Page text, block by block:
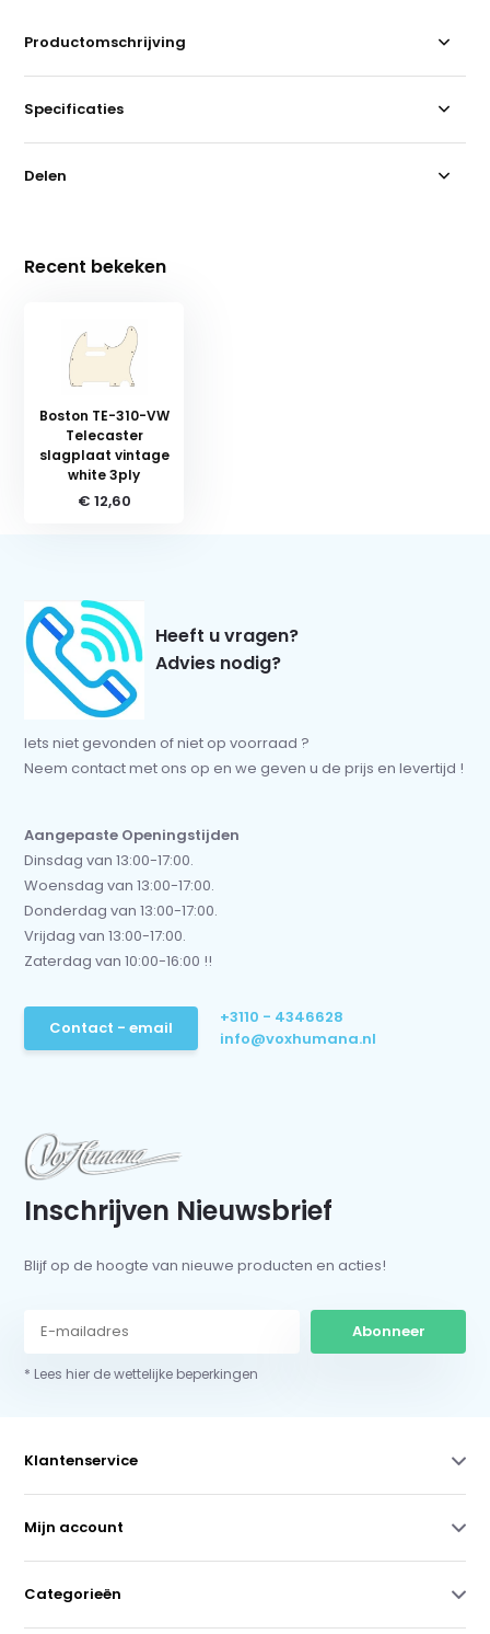
Productomschrijving
Specificaties
Delen
Recent bekeken
Boston TE-310-VW
Telecaster
slagplaat vintage
white 3ply
€ 12,60
Heeft u vragen?
Advies nodig?
Iets niet gevonden of niet op voorraad ?
Neem contact met ons op en we geven u de prijs en levertijd !
Aangepaste Openingstijden
Dinsdag van 13:00-17:00.
Woensdag van 13:00-17:00.
Donderdag van 13:00-17:00.
Vrijdag van 13:00-17:00.
Zaterdag van 10:00-16:00 !!
Contact - email
+3110 - 4346628
info@voxhumana.nl
Inschrijven Nieuwsbrief
Blijf op de hoogte van nieuwe producten en acties!
Abonneer
* Lees hier de wettelijke beperkingen
Klantenservice
Mijn account
Categorieën